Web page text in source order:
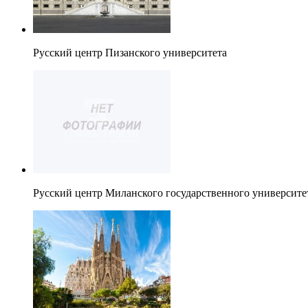
Русский центр Пизанского университета
Русский центр Миланского государственного